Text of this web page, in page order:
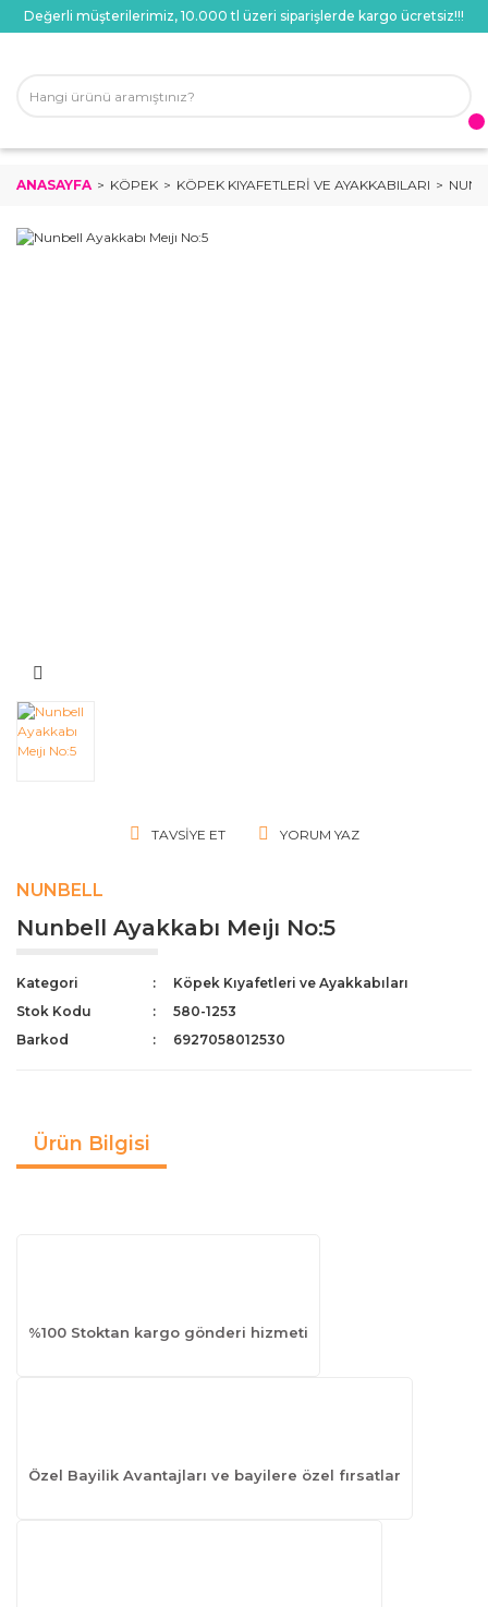
Değerli müşterilerimiz, 10.000 tl üzeri siparişlerde kargo ücretsiz!!!
ANASAYFA KÖPEK KÖPEK KIYAFETLERI VE AYAKKABILARI
TAVSIYE ET YORUM YAZ
NUNBELL
Nunbell Ayakkabı Meıjı No:5
Kategori
Köpek Kıyafetleri ve Ayakkabıları
Stok Kodu
580-1253
Barkod
6927058012530
Ürün Bilgisi
%100 Stoktan kargo gönderi hizmeti
Özel Bayilik Avantajları ve bayilere özel fırsatlar